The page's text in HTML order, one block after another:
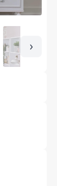
›